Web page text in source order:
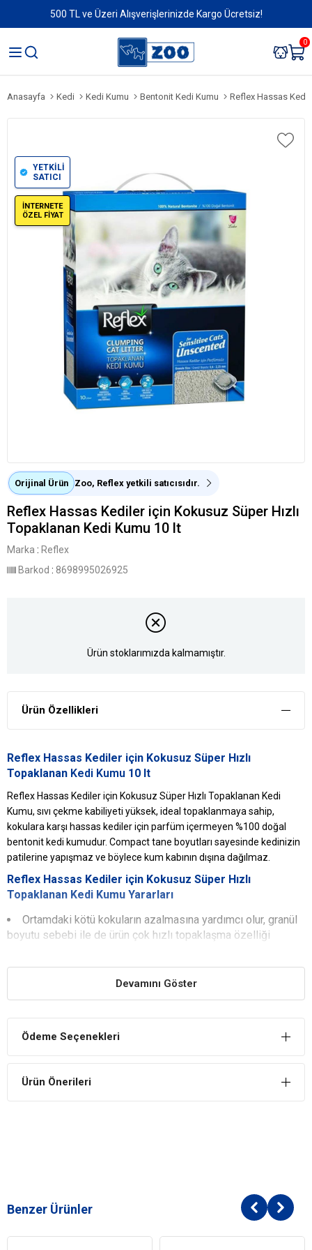
500 TL ve Üzeri Alışverişlerinizde Kargo Ücretsiz!
0
Anasayfa Kedi Kedi Kumu Bentonit Kedi Kumu Reflex Hassas Kediler için
YETKİLİ
SATICI
İNTERNETE
ÖZEL FİYAT
Orijinal Ürün Zoo, Reflex yetkili satıcısıdır.
Reflex Hassas Kediler için Kokusuz Süper Hızlı
Topaklanan Kedi Kumu 10 lt
Marka : Reflex
Barkod : 8698995026925
Ürün stoklarımızda kalmamıştır.
Ürün Özellikleri
Reflex Hassas Kediler için Kokusuz Süper Hızlı
Topaklanan Kedi Kumu 10 lt
Reflex Hassas Kediler için Kokusuz Süper Hızlı Topaklanan Kedi
Kumu, sıvı çekme kabiliyeti yüksek, ideal topaklanmaya sahip,
kokulara karşı hassas kediler için parfüm içermeyen %100 doğal
bentonit kedi kumudur. Compact tane boyutları sayesinde kedinizin
patilerine yapışmaz ve böylece kum kabının dışına dağılmaz.
Reflex Hassas Kediler için Kokusuz Süper Hızlı
Topaklanan Kedi Kumu Yararları
Ortamdaki kötü kokuların azalmasına yardımcı olur, granül
boyutu sebebi ile de ürün çok hızlı topaklaşma özelliği
İçeriğindeki doğal mineraller sayesinde yüksek sıvı
çekme kabiliyetine sahiptir.
dayanıklı topaklar sayesinde kedinizin kumu, kolayca
Özel işlemlerden geçirilerek minimum seviyeye
Kum kabına 7-8 cm yüksekliğinde doldurunuz.
Günlük olarak katı atık maddeleri ve topaklanmış kumu bir
Devamını Göster
Ödeme Seçenekleri
Ürün Önerileri
Benzer Ürünler